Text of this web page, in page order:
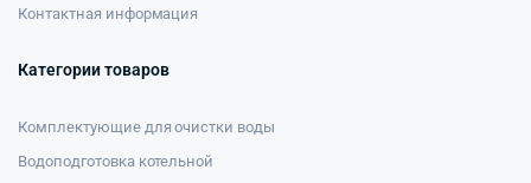
Контактная информация
Категории товаров
Комплектующие для очистки воды
Водоподготовка котельной